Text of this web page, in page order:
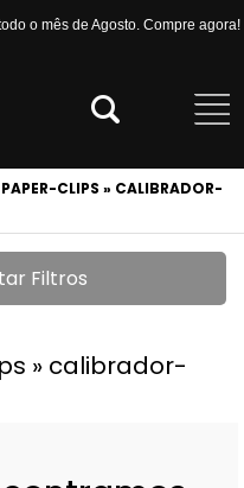
o mês de Agosto. Compre agora!
CLIPS » CALIBRADOR-
Filtros
» calibrador-